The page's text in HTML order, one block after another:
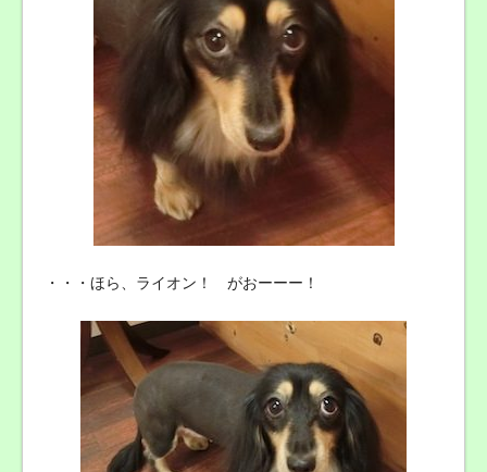
・・・ほら、ライオン！ がおーーー！